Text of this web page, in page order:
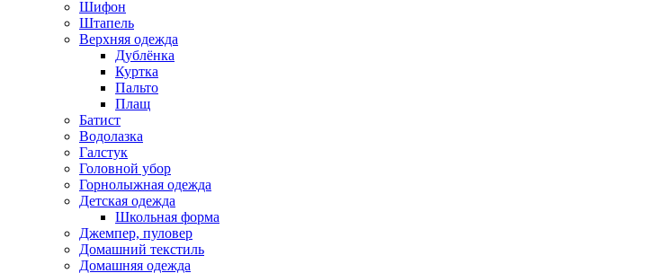
Шифон
Штапель
Верхняя одежда
Дублёнка
Куртка
Пальто
Плащ
Батист
Водолазка
Галстук
Головной убор
Горнолыжная одежда
Детская одежда
Школьная форма
Джемпер, пуловер
Домашний текстиль
Домашняя одежда